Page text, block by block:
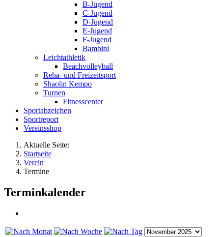
B-Jugend
C-Jugend
D-Jugend
E-Jugend
F-Jugend
Bambini
Leichtathletik
Beachvolleyball
Reha- und Freizeitsport
Shaolin Kempo
Turnen
Fitnesscenter
Sportabzeichen
Sportreport
Vereinsshop
Aktuelle Seite:
Startseite
Verein
Termine
Terminkalender